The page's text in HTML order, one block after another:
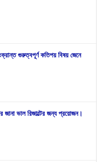
গুরুত্বপূর্ণ কতিপয় বিষয় জেনে
ভাল রিজাল্টের জন্য প্রয়োজন।